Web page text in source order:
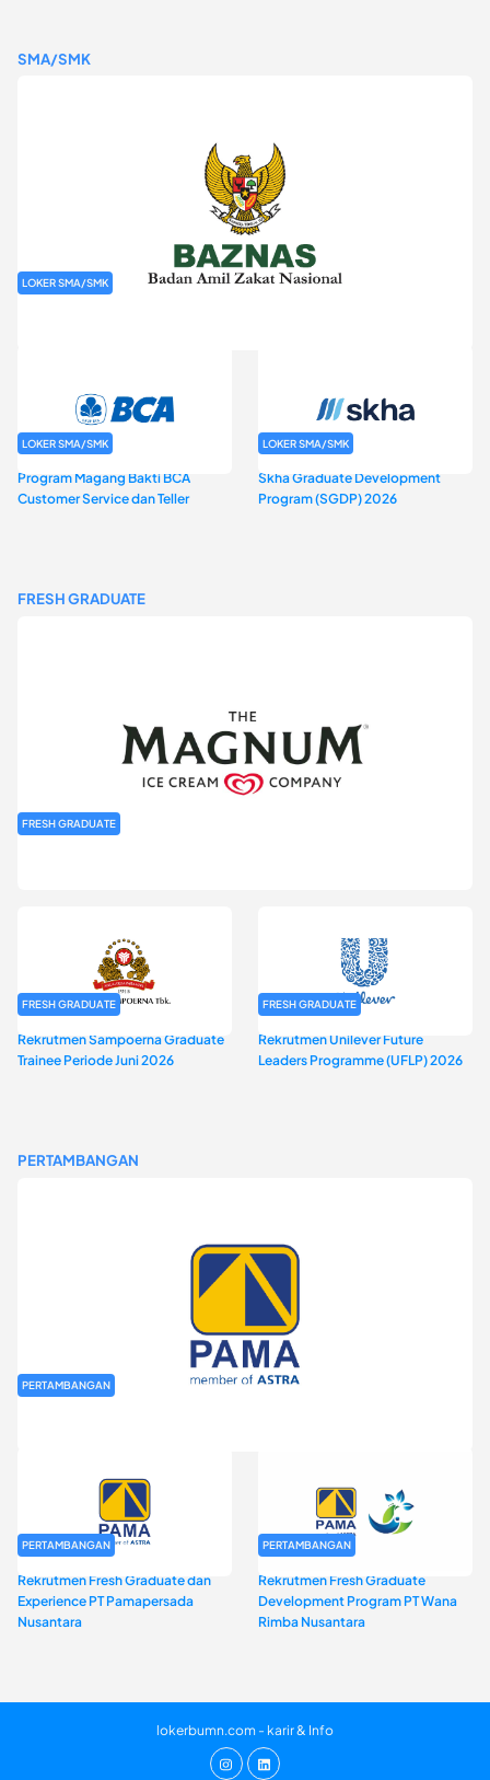
SMA/SMK
LOKER SMA/SMK
LOKER SMA/SMK
Program Magang Bakti BCA
Customer Service dan Teller
LOKER SMA/SMK
Skha Graduate Development
Program (SGDP) 2026
FRESH GRADUATE
FRESH GRADUATE
FRESH GRADUATE
Rekrutmen Sampoerna Graduate
Trainee Periode Juni 2026
FRESH GRADUATE
Rekrutmen Unilever Future
Leaders Programme (UFLP) 2026
PERTAMBANGAN
PERTAMBANGAN
PERTAMBANGAN
Rekrutmen Fresh Graduate dan
Experience PT Pamapersada
Nusantara
PERTAMBANGAN
Rekrutmen Fresh Graduate
Development Program PT Wana
Rimba Nusantara
lokerbumn.com - karir & Info